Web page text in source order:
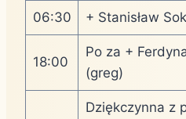
06:30 + Stanisław
18:00
Po za +
(greg)
Dziękczynna z